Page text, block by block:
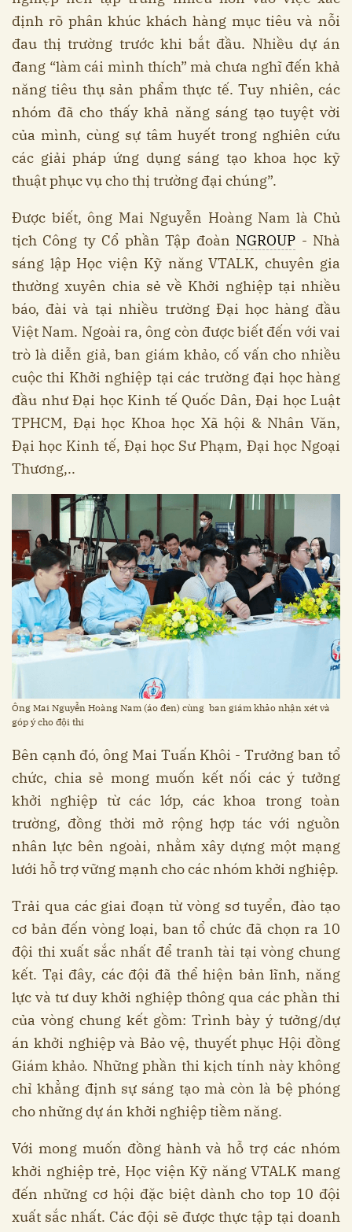
định rõ phân khúc khách hàng mục tiêu và nỗi
đau thị trường trước khi bắt đầu. Nhiều dự án
đang “làm cái mình thích” mà chưa nghĩ đến khả
năng tiêu thụ sản phẩm thực tế. Tuy nhiên, các
nhóm đã cho thấy khả năng sáng tạo tuyệt vời
của mình, cùng sự tâm huyết trong nghiên cứu
các giải pháp ứng dụng sáng tạo khoa học kỹ
thuật phục vụ cho thị trường đại chúng”.
Được biết, ông Mai Nguyễn Hoàng Nam là Chủ
tịch Công ty Cổ phần Tập đoàn NGROUP - Nhà
sáng lập Học viện Kỹ năng VTALK, chuyên gia
thường xuyên chia sẻ về Khởi nghiệp tại nhiều
báo, đài và tại nhiều trường Đại học hàng đầu
Việt Nam. Ngoài ra, ông còn được biết đến với vai
trò là diễn giả, ban giám khảo, cố vấn cho nhiều
cuộc thi Khởi nghiệp tại các trường đại học hàng
đầu như Đại học Kinh tế Quốc Dân, Đại học Luật
TPHCM, Đại học Khoa học Xã hội & Nhân Văn,
Đại học Kinh tế, Đại học Sư Phạm, Đại học Ngoại
Thương,..
Ông Mai Nguyễn Hoàng Nam (áo đen) cùng ban giám khảo nhận xét và
góp ý cho đội thi
Bên cạnh đó, ông Mai Tuấn Khôi - Trưởng ban tổ
chức, chia sẻ mong muốn kết nối các ý tưởng
khởi nghiệp từ các lớp, các khoa trong toàn
trường, đồng thời mở rộng hợp tác với nguồn
nhân lực bên ngoài, nhằm xây dựng một mạng
lưới hỗ trợ vững mạnh cho các nhóm khởi nghiệp.
Trải qua các giai đoạn từ vòng sơ tuyển, đào tạo
cơ bản đến vòng loại, ban tổ chức đã chọn ra 10
đội thi xuất sắc nhất để tranh tài tại vòng chung
kết. Tại đây, các đội đã thể hiện bản lĩnh, năng
lực và tư duy khởi nghiệp thông qua các phần thi
của vòng chung kết gồm: Trình bày ý tưởng/dự
án khởi nghiệp và Bảo vệ, thuyết phục Hội đồng
Giám khảo. Những phần thi kịch tính này không
chỉ khẳng định sự sáng tạo mà còn là bệ phóng
cho những dự án khởi nghiệp tiềm năng.
Với mong muốn đồng hành và hỗ trợ các nhóm
khởi nghiệp trẻ, Học viện Kỹ năng VTALK mang
đến những cơ hội đặc biệt dành cho top 10 đội
xuất sắc nhất. Các đội sẽ được thực tập tại doanh